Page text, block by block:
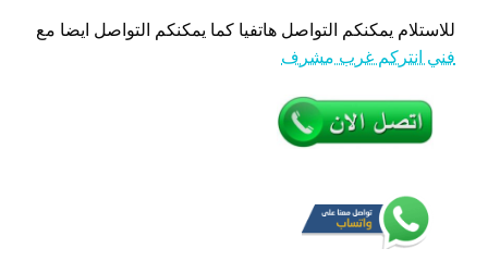
للاستلام يمكنكم التواصل هاتفيا كما يمكنكم التواصل ايضا مع
فني انتركم غرب مشرف